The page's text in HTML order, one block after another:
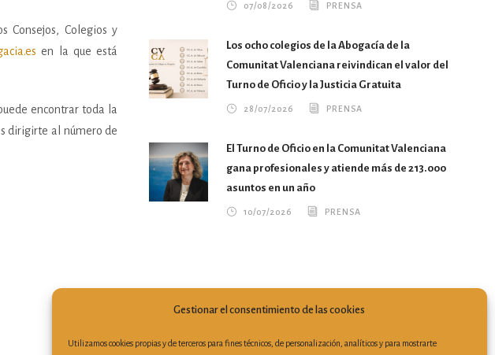
Gestionar el consentimiento de las cookies
Utilizamos cookies propias y de terceros para fines técnicos, de personalización, analíticos y para mostrarte
Consejos, Colegios y
en la que está
encontrar toda la
dirigirte al número de
07/08/2026 PRENSA
Los ocho colegios de la Abogacía de la
Comunitat Valenciana reivindican el valor del
Turno de Oficio y la Justicia Gratuita
28/07/2026 PRENSA
El Turno de Oficio en la Comunitat Valenciana
gana profesionales y atiende más de 213.000
asuntos en un año
10/07/2026 PRENSA